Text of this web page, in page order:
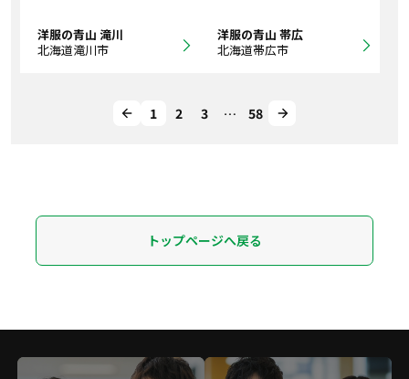
洋服の青山 滝川
北海道滝川市
洋服の青山 帯広
北海道帯広市
1 2 3 … 58
トップページへ戻る